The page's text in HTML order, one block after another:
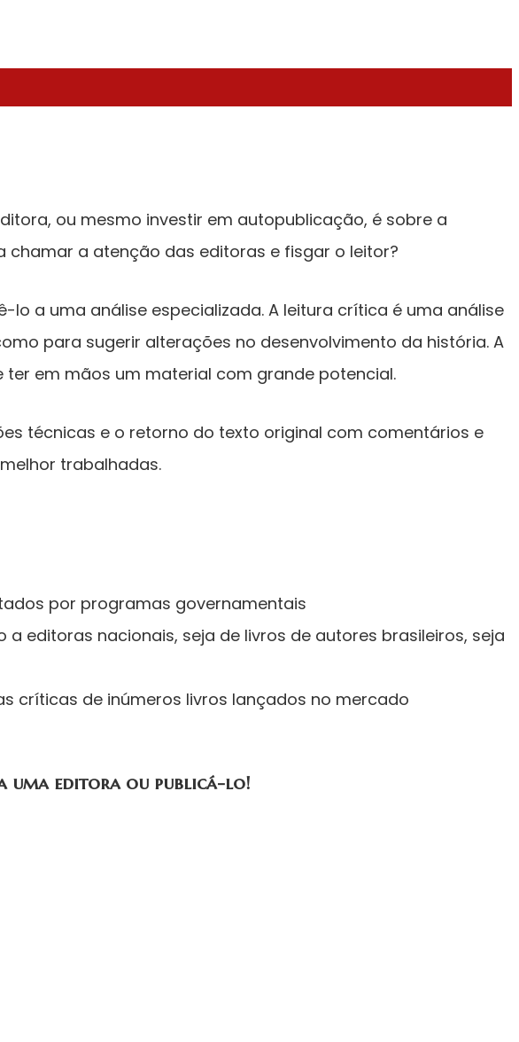
ou mesmo investir em autopublicação, é sobre a
a atenção das editoras e fisgar o leitor?
a uma análise especializada. A leitura crítica é uma análise
para sugerir alterações no desenvolvimento da história. A
em mãos um material com grande potencial.
técnicas e o retorno do texto original com comentários e
trabalhadas.
por programas governamentais
editoras nacionais, seja de livros de autores brasileiros, seja
críticas de inúmeros livros lançados no mercado
uma editora ou publicá-lo!